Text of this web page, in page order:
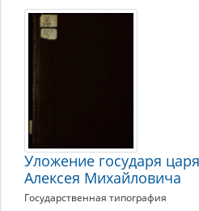
Уложение государя
Алексея Михайловича
Государственная типография